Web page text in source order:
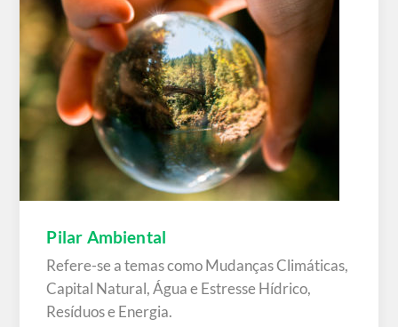
Pilar Ambiental
Refere-se a temas como Mudanças Climáticas,
Capital Natural, Água e Estresse Hídrico,
Resíduos e Energia.